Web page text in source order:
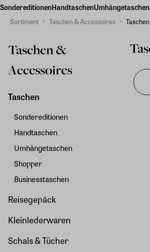
SondereditionenHandtaschenUmhängetaschen
Sortiment Taschen & Accessoires Taschen
Taschen &
Accessoires
Taschen
Sondereditionen
Handtaschen
Umhängetaschen
Shopper
Businesstaschen
Reisegepäck
Kleinlederwaren
Schals & Tücher